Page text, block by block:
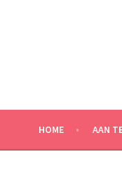
HOME AAN